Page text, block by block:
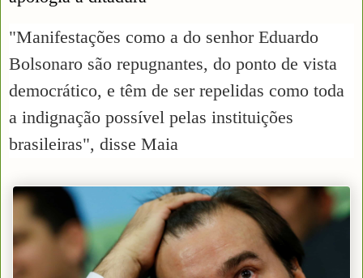
"Manifestações como a do senhor Eduardo
Bolsonaro são repugnantes, do ponto de vista
democrático, e têm de ser repelidas como toda
a indignação possível pelas instituições
brasileiras", disse Maia